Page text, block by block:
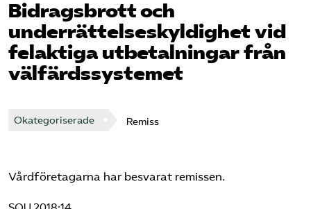
Medlemskap
Aktiviteter
Bidragsbrott och
underrättelseskyldighet vid
felaktiga utbetalningar från
välfärdssystemet
Okategoriserade Remiss
Vårdföretagarna har besvarat remissen.